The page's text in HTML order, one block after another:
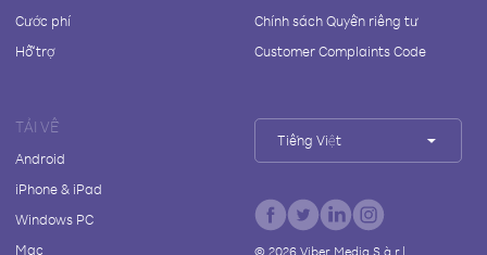
Cước phí
Hỗ trợ
Chính sách Quyền riêng tư
Customer Complaints Code
TẢI VỀ
Android
iPhone & iPad
Windows PC
Mac
Tiếng Việt
© 2026Viber Media S.à r.l.